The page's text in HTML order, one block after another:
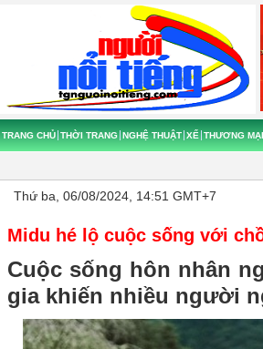
TRANG CHỦ THỜI TRANG NGHỆ THUẬT XẾ THƯƠNG MẠI
Thứ ba, 06/08/2024, 14:51 GMT+7
Midu hé lộ cuộc sống với
Cuộc sống hôn nhân
gia khiến nhiều người